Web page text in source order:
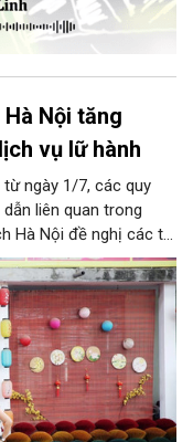
Nội tăng
vụ lữ hành
ngày 1/7, các quy
liên quan trong
Hà Nội đề nghị các tổ
vụ lữ hành trên địa
quan trọng. Qua đó
phát triển du lịch Hà